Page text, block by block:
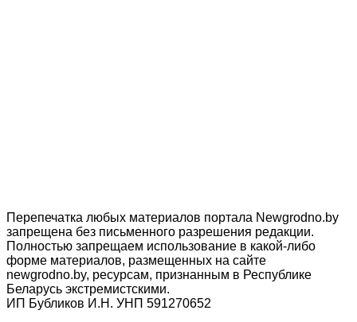
Перепечатка любых материалов портала Newgrodno.by
запрещена без письменного разрешения редакции.
Полностью запрещаем использование в какой-либо
форме материалов, размещенных на сайте
newgrodno.by, ресурсам, признанным в Республике
Беларусь экстремистскими.
ИП Бубликов И.Н. УНП 591270652